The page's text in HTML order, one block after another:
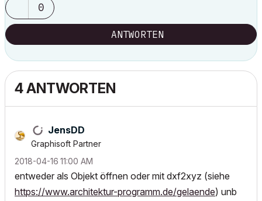
0
ANTWORTEN
4 ANTWORTEN
JensDD
Graphisoft Partner
‎2018-04-16 11:00 AM
entweder als Objekt öffnen oder mit dxf2xyz (siehe
https://www.architektur-programm.de/gelaende) unb